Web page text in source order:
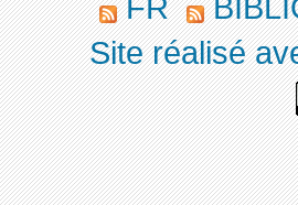
FR
Site réalisé